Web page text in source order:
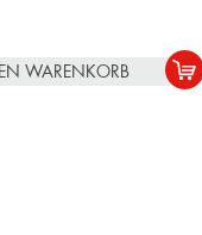
WARENKORB